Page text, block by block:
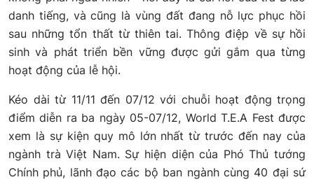
danh tiếng, và cũng là vùng đất đang nỗ lực phục hồi
sau những tổn thất từ thiên tai. Thông điệp về sự hồi
sinh và phát triển bền vững được gửi gắm qua từng
hoạt động của lễ hội.
Kéo dài từ 11/11 đến 07/12 với chuỗi hoạt động trọng
điểm diễn ra ba ngày 05-07/12, World T.E.A Fest được
xem là sự kiện quy mô lớn nhất từ trước đến nay của
ngành trà Việt Nam. Sự hiện diện của Phó Thủ tướng
Chính phủ, lãnh đạo các bộ ban ngành cùng 40 đại sứ